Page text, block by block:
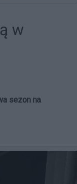
w
sezon na